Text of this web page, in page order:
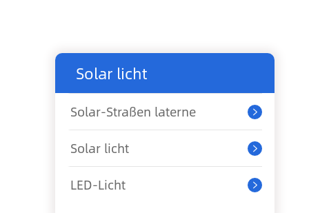
Solar licht
Solar-Straßen laterne 
Solar licht 
LED-Licht 